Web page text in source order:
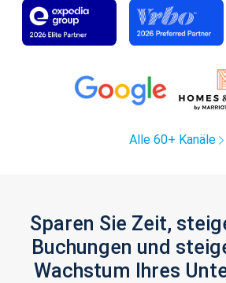
Alle 60+ Kanäle
Sparen Sie Zeit,
Buchungen und
Wachstum Ihres